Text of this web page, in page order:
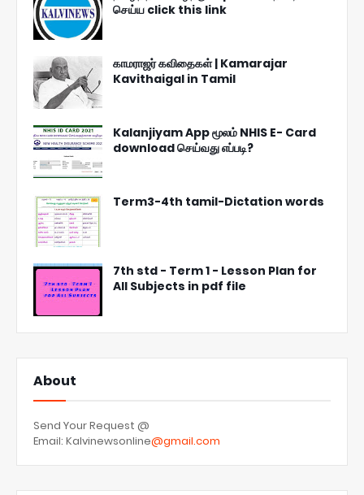
செய்ய click this link
காமராஜர் கவிதைகள் | Kamarajar
Kavithaigal in Tamil
Kalanjiyam App மூலம் NHIS E- Card
download செய்வது எப்படி?
Term3-4th tamil-Dictation words
7th std - Term 1 - Lesson Plan for
All Subjects in pdf file
About
Send Your Request @
Email: Kalvinewsonline@gmail.com